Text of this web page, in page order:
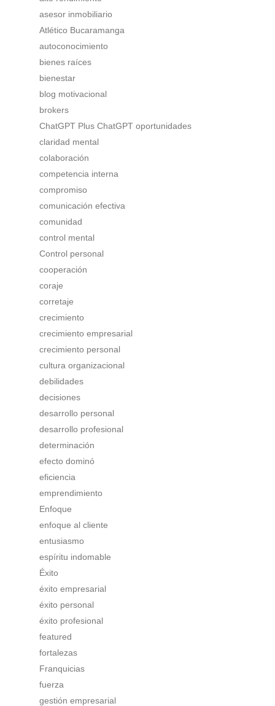
asesor inmobiliario
Atlético Bucaramanga
autoconocimiento
bienes raíces
bienestar
blog motivacional
brokers
ChatGPT Plus ChatGPT oportunidades
claridad mental
colaboración
competencia interna
compromiso
comunicación efectiva
comunidad
control mental
Control personal
cooperación
coraje
corretaje
crecimiento
crecimiento empresarial
crecimiento personal
cultura organizacional
debilidades
decisiones
desarrollo personal
desarrollo profesional
determinación
efecto dominó
eficiencia
emprendimiento
Enfoque
enfoque al cliente
entusiasmo
espíritu indomable
Éxito
éxito empresarial
éxito personal
éxito profesional
featured
fortalezas
Franquicias
fuerza
gestión empresarial